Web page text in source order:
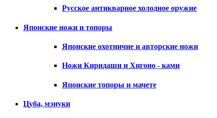
Русское антикварное холодное оружие
Японские ножи и топоры
Японские охотничие и авторские ножи
Ножи Киридаши и Хигоно - ками
Японские топоры и мачете
Цуба, мэнуки